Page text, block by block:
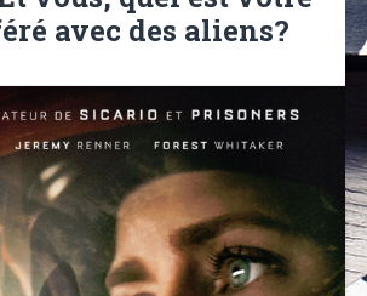
avec des aliens?